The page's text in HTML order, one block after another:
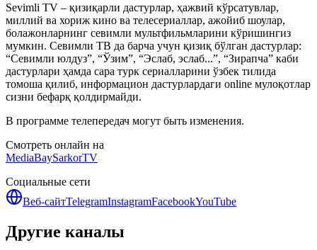
Sevimli TV – қизиқарли дастурлар, ҳажвий кўрсатувлар,
миллий ва хориж кино ва телесериаллар, ажойиб шоулар,
болажонларнинг севимли мультфильмларини кўришингиз
мумкин. Севимли ТВ да барча учун қизиқ бўлган дастурлар:
“Севимли юлдуз”, “Ўзим”, “Эслаб, эслаб...”, “Зирапча” каби
дастурлари ҳамда сара турк сериалларини ўзбек тилида
томоша қилиб, информацион дастурлардаги online мулоқотлар
сизни бефарқ қолдирмайди.
В программе телепередач могут быть изменения.
Смотреть онлайн на
MediaBaySarkorTV
Социальные сети
Веб-сайтTelegramInstagramFacebookYouTube
Другие каналы